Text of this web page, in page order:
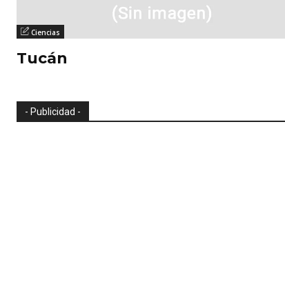
Ciencias
Tucán
- Publicidad -